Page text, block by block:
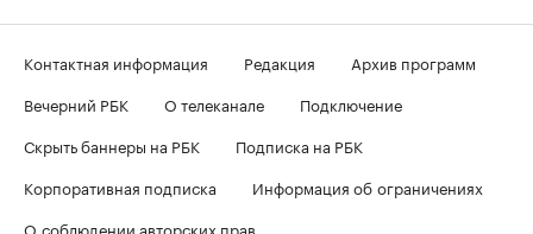
Контактная информация Редакция
Архив программ
Вечерний РБК
О телеканале
Подключение
Скрыть баннеры на РБК
Подписка на РБК
Корпоративная подписка
Информация об ограничениях
О соблюдении авторских прав